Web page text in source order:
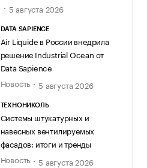
5 августа 2026
DATA SAPIENCE
Air Liquide в России внедрила
решение Industrial Ocean от
Data Sapience
Новость
5 августа 2026
ТЕХНОНИКОЛЬ
Системы штукатурных и
навесных вентилируемых
фасадов: итоги и тренды
Новость
5 августа 2026